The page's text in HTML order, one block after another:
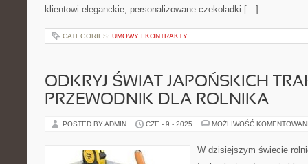
klientowi eleganckie, personalizowane czekoladki […]
CATEGORIES: UMOWY I KONTRAKTY
ODKRYJ ŚWIAT JAPOŃSKICH
PRZEWODNIK DLA ROLNIKA
POSTED BY ADMIN CZE - 9 - 2025 MOŻLIWOŚĆ
W dzisiejszym świecie